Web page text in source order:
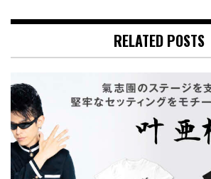
RELATED POSTS